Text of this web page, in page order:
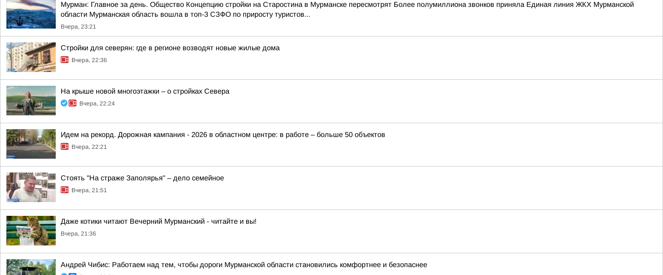
Мурман: Главное за день. Общество Концепцию стройки на Старостина в Мурманске пересмотрят Более полумиллиона звонков приняла Единая линия ЖКХ Мурманской
области Мурманская область вошла в топ-3 СЗФО по приросту туристов...
Вчера, 23:21
Стройки для северян: где в регионе возводят новые жилые дома
Вчера, 22:36
На крыше новой многоэтажки – о стройках Севера
Вчера, 22:24
Идем на рекорд. Дорожная кампания - 2026 в областном центре: в работе – больше 50 объектов
Вчера, 22:21
Стоять "На страже Заполярья" – дело семейное
Вчера, 21:51
Даже котики читают Вечерний Мурманский - читайте и вы!
Вчера, 21:36
Андрей Чибис: Работаем над тем, чтобы дороги Мурманской области становились комфортнее и безопаснее